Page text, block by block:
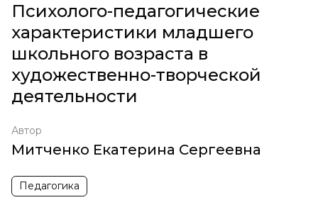
Психолого-педагогические
характеристики младшего
школьного возраста в
художественно-творческой
деятельности
Автор
Митченко Екатерина Сергеевна
Педагогика